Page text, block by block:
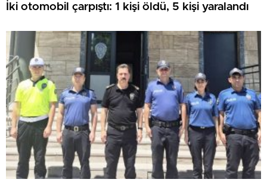
İki otomobil çarpıştı: 1 kişi öldü, 5 kişi yaralandı